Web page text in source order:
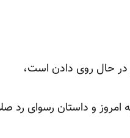
در حال روی دادن است،
امروز و داستان رسوای رد